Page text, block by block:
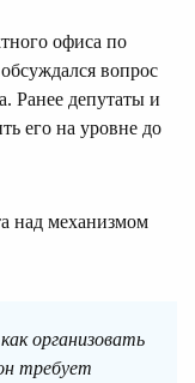
офиса по
вопрос
Ранее депутаты и
его на уровне до
над механизмом
организовать
требует